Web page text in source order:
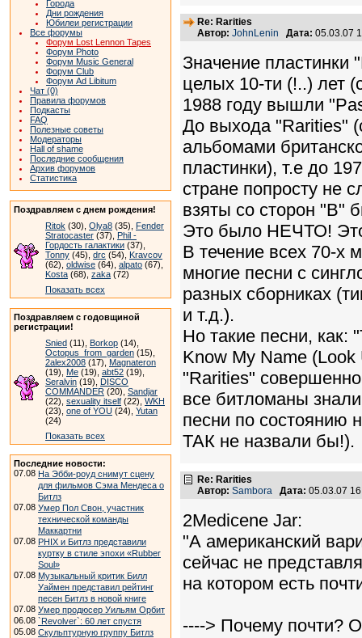
Города
Дни рождения
Юбилеи регистрации
Все форумы
Форум Lost Lennon Tapes
Форум Photo
Форум Music General
Форум Club
Форум Ad Libitum
Чат (0)
Правила форумов
Подкасты
FAQ
Полезные советы
Модераторы
Hall of shame
Последние сообщения
Архив форумов
Статистика
Поздравляем с днем рождения!
Ritok (30), Olya8 (35), Fender
Stratocaster (37), Phil -
Гордость галактики (37),
Tonny (45), drc (54), Kravcov
(62), oldwise (64), alpato (67),
Kosta (68), zaka (72)
Показать всех
Поздравляем с годовщиной
регистрации!
Snied (11), Borkop (14),
Octopus_from_garden (15),
2alex2008 (17), Magnateron
(19), Me (19), abt52 (19),
Seralvin (19), DISCO
COMMANDER (20), Sandjar
(22), sexuality itself (22), WKH
(23), one of YOU (24), Yutan
(24)
Показать всех
Последние новости:
07.08 На Эбби-роуд снимут сцену
для фильмов Сэма Мендеса о
Битлз
07.08 Умер Пол Свон, участник
технической команды
Маккартни
07.08 PHIX и Битлз представили
куртку в стиле эпохи «Rubber
Soul»
07.08 Музыкальный критик Билл
Уаймен представил рейтинг
песен Битлз в новой книге
07.08 Умер продюсер Уильям Орбит
06.08 `Revolver`: 60 лет спустя
05.08 Скульптурную группу Битлз
Re: Rarities
Автор: JohnLenin Дата: 05.03.07
Значение пластинки
целых 10-ти (!..) лет
1988 году вышли
До выхода "Rarities"
альбомами
пластинки), т.е до
стране попросту не
взяты со сторон "В"
Это было НЕЧТО! Это
В течение всех 70-х
многие песни с
разных сборниках
и т.д.).
Но такие песни, как:
Know My Name
"Rarities"
все битломаны
песни по состоянию
ТАК не назвали бы!).
Re: Rarities
Автор: Sambora Дата: 05.03.07
2Medicene Jar:
"А американский
сейчас не
на котором есть
----> Почему почти?